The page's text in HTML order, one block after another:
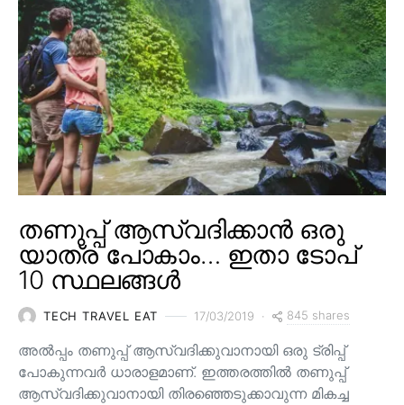
തണുപ്പ് ആസ്വദിക്കാൻ ഒരു
യാത്ര പോകാം… ഇതാ ടോപ്
10 സ്ഥലങ്ങൾ
TECH TRAVEL EAT 17/03/2019 845 shares
അൽപ്പം തണുപ്പ് ആസ്വദിക്കുവാനായി ഒരു ട്രിപ്പ്
പോകുന്നവർ ധാരാളമാണ്. ഇത്തരത്തിൽ തണുപ്പ്
ആസ്വദിക്കുവാനായി തിരഞ്ഞെടുക്കാവുന്ന മികച്ച